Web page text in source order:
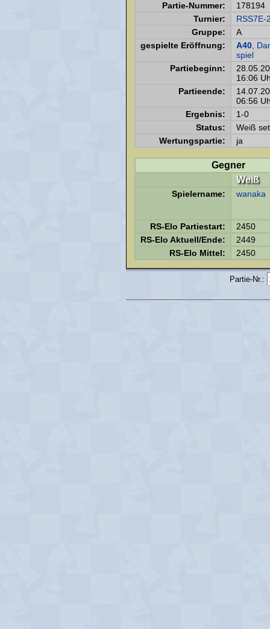
Partie-Nummer:
178194
Turnier:
RSS7E-
Gruppe:
A
gespielte Eröffnung:
A40 ,
spiel
Partiebeginn:
16:06
Partieende:
06:56
Ergebnis:
1-0
Status:
Weiß
Wertungspartie:
ja
Gegner
Weiß
Spielername: wanaka
RS-Elo Partiestart:
2450
RS-Elo Aktuell/Ende:
2449
RS-Elo Mittel:
2450
Partie-Nr.: